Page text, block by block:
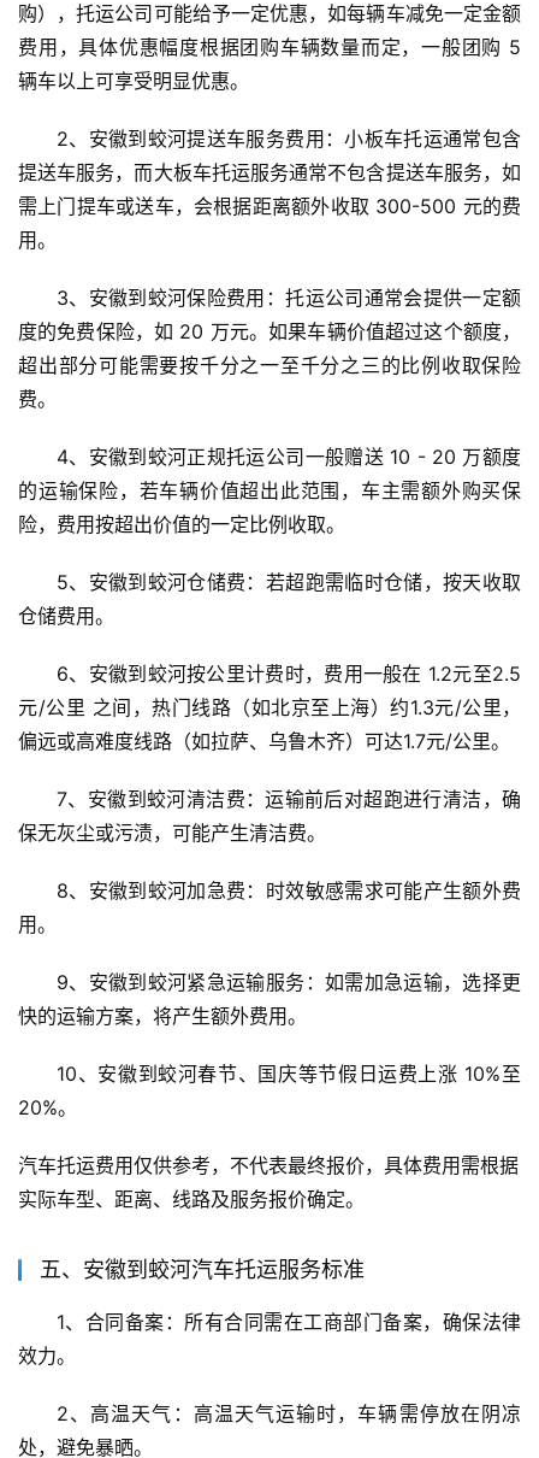
购），托运公司可能给予一定优惠，如每辆车减免一定金额
费用，具体优惠幅度根据团购车辆数量而定，一般团购 5
辆车以上可享受明显优惠。
2、安徽到蛟河提送车服务费用：小板车托运通常包含
提送车服务，而大板车托运服务通常不包含提送车服务，如
需上门提车或送车，会根据距离额外收取 300-500 元的费
用。
3、安徽到蛟河保险费用：托运公司通常会提供一定额
度的免费保险，如 20 万元。如果车辆价值超过这个额度，
超出部分可能需要按千分之一至千分之三的比例收取保险
费。
4、安徽到蛟河正规托运公司一般赠送 10 - 20 万额度
的运输保险，若车辆价值超出此范围，车主需额外购买保
险，费用按超出价值的一定比例收取。
5、安徽到蛟河仓储费：若超跑需临时仓储，按天收取
仓储费用。
6、安徽到蛟河按公里计费时，费用一般在 1.2元至2.5
元/公里 之间，热门线路（如北京至上海）约1.3元/公里，
偏远或高难度线路（如拉萨、乌鲁木齐）可达1.7元/公里。
7、安徽到蛟河清洁费：运输前后对超跑进行清洁，确
保无灰尘或污渍，可能产生清洁费。
8、安徽到蛟河加急费：时效敏感需求可能产生额外费
用。
9、安徽到蛟河紧急运输服务：如需加急运输，选择更
快的运输方案，将产生额外费用。
10、安徽到蛟河春节、国庆等节假日运费上涨 10%至
20%。
汽车托运费用仅供参考，不代表最终报价，具体费用需根据
实际车型、距离、线路及服务报价确定。
五、安徽到蛟河汽车托运服务标准
1、合同备案：所有合同需在工商部门备案，确保法律
效力。
2、高温天气：高温天气运输时，车辆需停放在阴凉
处，避免暴晒。